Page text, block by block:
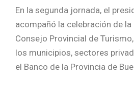
En la segunda jornada, el
acompañó la celebración de
Consejo Provincial de
los municipios, sectores
el Banco de la Provincia de